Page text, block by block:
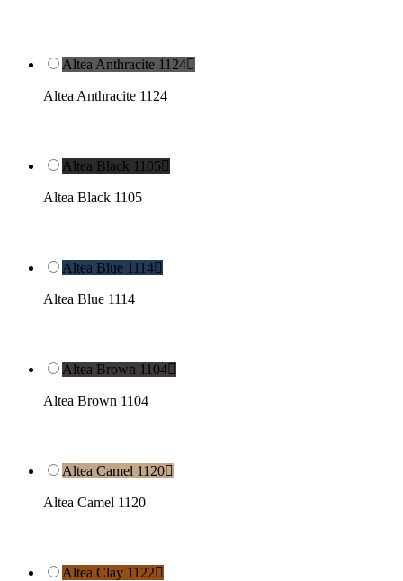
Altea Anthracite 1124
Altea Anthracite 1124
Altea Black 1105
Altea Black 1105
Altea Blue 1114
Altea Blue 1114
Altea Brown 1104
Altea Brown 1104
Altea Camel 1120
Altea Camel 1120
Altea Clay 1122